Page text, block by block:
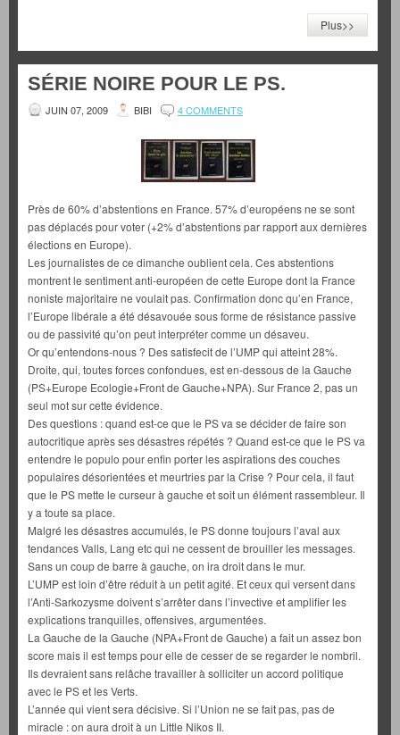
Plus>>
SÉRIE NOIRE POUR LE PS.
JUIN 07, 2009 BIBI 4 COMMENTS
Près de 60% d’abstentions en France. 57% d’européens ne se sont
pas déplacés pour voter (+2% d’abstentions par rapport aux dernières
élections en Europe).
Les journalistes de ce dimanche oublient cela. Ces abstentions
montrent le sentiment anti-européen de cette Europe dont la France
noniste majoritaire ne voulait pas. Confirmation donc qu’en France,
l’Europe libérale a été désavouée sous forme de résistance passive
ou de passivité qu’on peut interpréter comme un désaveu.
Or qu’entendons-nous ? Des satisfecit de l’UMP qui atteint 28%.
Droite, qui, toutes forces confondues, est en-dessous de la Gauche
(PS+Europe Ecologie+Front de Gauche+NPA). Sur France 2, pas un
seul mot sur cette évidence.
Des questions : quand est-ce que le PS va se décider de faire son
autocritique après ses désastres répétés ? Quand est-ce que le PS va
entendre le populo pour enfin porter les aspirations des couches
populaires désorientées et meurtries par la Crise ? Pour cela, il faut
que le PS mette le curseur à gauche et soit un élément rassembleur. Il
y a toute sa place.
Malgré les désastres accumulés, le PS donne toujours l’aval aux
tendances Valls, Lang etc qui ne cessent de brouiller les messages.
Sans un coup de barre à gauche, on ira droit dans le mur.
L’UMP est loin d’être réduit à un petit agité. Et ceux qui versent dans
l’Anti-Sarkozysme doivent s’arrêter dans l’invective et amplifier les
explications tranquilles, offensives, argumentées.
La Gauche de la Gauche (NPA+Front de Gauche) a fait un assez bon
score mais il est temps pour elle de cesser de se regarder le nombril.
Ils devraient sans relâche travailler à solliciter un accord politique
avec le PS et les Verts.
L’année qui vient sera décisive. Si l’Union ne se fait pas, pas de
miracle : on aura droit à un Little Nikos II.